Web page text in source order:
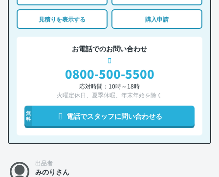
見積りを表示する 購入申請
お電話でのお問い合わせ
0800-500-5500
応対時間：10時～18時
火曜定休日、夏季休暇、年末年始を除く
無
料
電話でスタッフに問い合わせる
出品者
みのりさん